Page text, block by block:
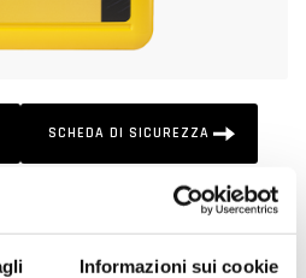
Informazioni sui cookie
SCHEDA DI SICUREZZA
di tipo fuel economy,